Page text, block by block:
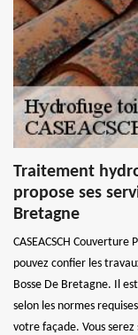
Traitement
propose ses
Bretagne
CASEACSCH
pouvez confier les
Bosse De Bretagne. Il
selon les normes
votre façade. Vous serez